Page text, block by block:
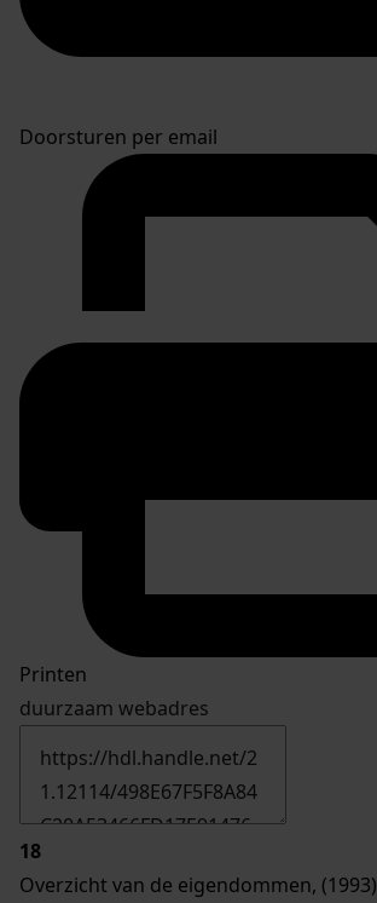
Doorsturen per email
Printen
duurzaam webadres
18
Overzicht van de eigendommen, (1993)